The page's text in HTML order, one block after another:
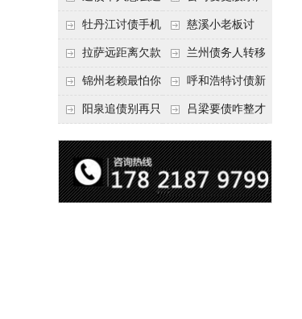
把钱要回来 节点”催收最有效
回呢？2026年最新绝
招选择！
变更前的债权债务谁
承担
牡丹江讨债手机
搞定：2026年线上立
案追债全流程，足不
出户
慈溪小老板讨
债，2026年这2个本
地行业协会出面，比
法院传票快
拉萨远距离欠款
对方在牧区联系不
上，2026年委托当地
兰州债务人转移
财产后申请破产，20
26年破产程序里还能
锦州老赖最怕你
懂这1条，2026
罪”详解，能判刑
呼和浩特讨债新
招：2026年用“律师
成本低见效快
阳泉追债别再只
类隐形财产（公积
金、保单）也能执行
吕梁要债咋整才
调解渠道，比找公司
强